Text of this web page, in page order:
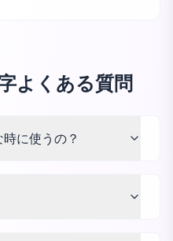
よくある質問
に使うの？